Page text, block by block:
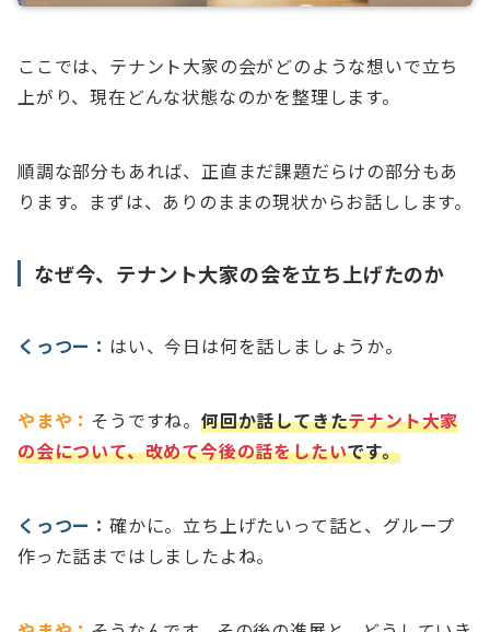
ここでは、テナント大家の会がどのような想いで立ち
上がり、現在どんな状態なのかを整理します。
順調な部分もあれば、正直まだ課題だらけの部分もあ
ります。まずは、ありのままの現状からお話しします。
なぜ今、テナント大家の会を立ち上げたのか
くっつー： はい、今日は何を話しましょうか。
やまや： そうですね。何回か話してきたテナント大家
の会について、改めて今後の話をしたいです。
くっつー： 確かに。立ち上げたいって話と、グループ
作った話まではしましたよね。